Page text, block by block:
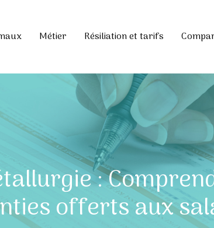
Métier Résiliation et tarifs
:
offerts aux